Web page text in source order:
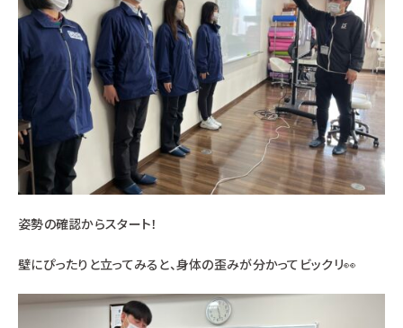
姿勢の確認からスタート！
壁にぴったりと立ってみると、身体の歪みが分かってビックリ👀